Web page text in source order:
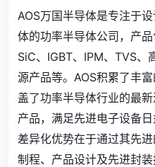
AOS万国半导体是专注于
体的功率半导体公司，产品
SiC、IGBT、IPM、TVS、
源产品等。AOS积累了丰
盖了功率半导体行业的最
产品，满足先进电子设备
差异化优势在于通过其先
制程、产品设计及先进封